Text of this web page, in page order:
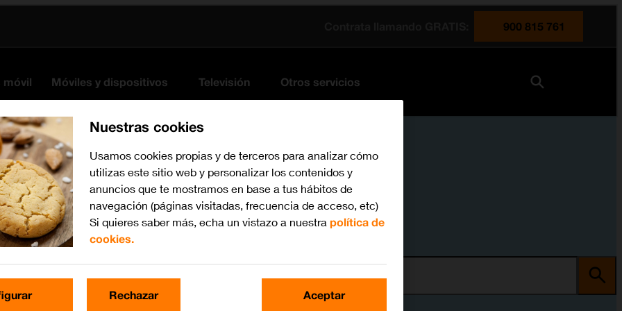
900 815 761
móvil Móviles y dispositivos Televisión Otros servicios
Nuestras cookies
Usamos cookies propias y de terceros para analizar cómo
utilizas este sitio web y personalizar los contenidos y
anuncios que te mostramos en base a tus hábitos de
navegación (páginas visitadas, frecuencia de acceso, etc)
Si quieres saber más, echa un vistazo a nuestra política de
cookies.
Rechazar Aceptar